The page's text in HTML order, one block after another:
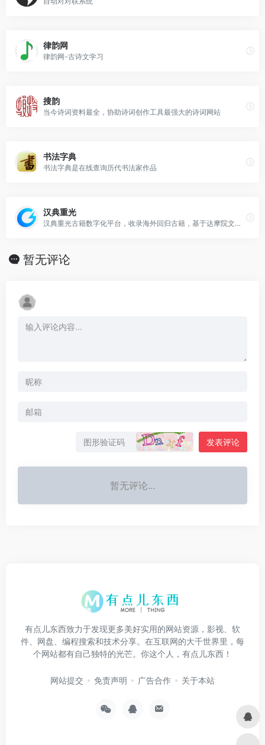
律韵网
律韵网-古诗文学习
搜韵
当今诗词资料最全，协助诗词创作工具最强大的诗词网站
书法字典
书法字典是在线查询历代书法家作品
汉典重光
汉典重光古籍数字化平台，收录海外回归古籍，基于达摩院文字识别技术进行数字化古籍识别，方便古籍爱好者查阅使用
暂无评论
发表评论
暂无评论...
有点儿东西致力于发现更多美好实用的网站资源，影视、软
件、网盘、编程搜索和技术分享。在互联网的大千世界里，每
个网站都有自己独特的光芒。你这个人，有点儿东西！
网站提交 免责声明 广告合作 关于本站